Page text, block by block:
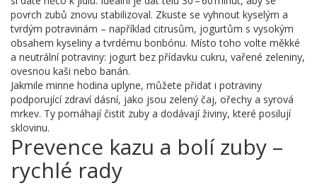
povrch zubů znovu stabilizoval. Zkuste se vyhnout kyselým a
tvrdým potravinám – například citrusům, jogurtům s vysokým
obsahem kyseliny a tvrdému bonbónu. Místo toho volte měkké
a neutrální potraviny: jogurt bez přídavku cukru, vařené zeleniny,
ovesnou kaši nebo banán.
Jakmile minne hodina uplyne, můžete přidat i potraviny
podporující zdraví dásní, jako jsou zelený čaj, ořechy a syrová
mrkev. Ty pomáhají čistit zuby a dodávají živiny, které posilují
sklovinu.
Prevence kazu a bolí zuby –
rychlé rady